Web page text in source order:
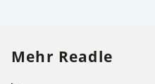
Mehr Readle